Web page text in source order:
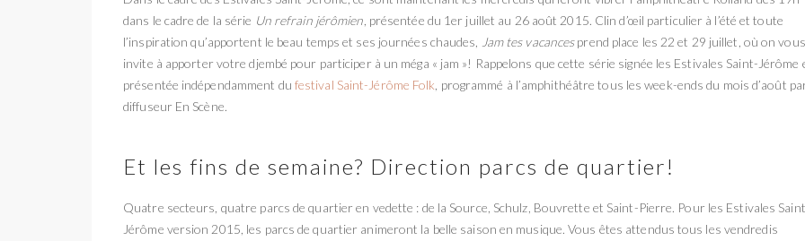
dans le cadre de la série Un refrain jérômien , présentée du 1er juillet au 26 août 2015. Clin d’œil particulier à l’été et toute
l’inspiration qu’apportent le beau temps et ses journées chaudes,
Jam tes vacancesprend place les 22 et 29 juillet, où on vous
invite à apporter votre djembé pour participer à un méga « jam »! Rappelons que cette série signée les Estivales Saint-Jérôme
présentée indépendamment du festival Saint-Jérôme Folk , programmé à l’amphithéâtre tous les week-ends du mois d’août
diffuseur En Scène.
Et les fins de semaine? Direction parcs de quartier!
Quatre secteurs, quatre parcs de quartier en vedette : de la Source, Schulz, Bouvrette et Saint-Pierre. Pour les Estivales
Jérôme version 2015, les parcs de quartier animeront la belle saison en musique. Vous êtes attendus tous les vendredis